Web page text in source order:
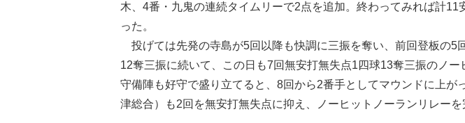
木、4番・九鬼の連続タイムリーで2点を追加。終わってみれば計11
った。
投げては先発の寺島が5回以降も快調に三振を奪い、前回登板の5
12奪三振に続いて、この日も7回無安打無失点1四球13奪三振のノー
守備陣も好守で盛り立てると、8回から2番手としてマウンドに上が
津総合）も2回を無安打無失点に抑え、ノーヒットノーランリレーを